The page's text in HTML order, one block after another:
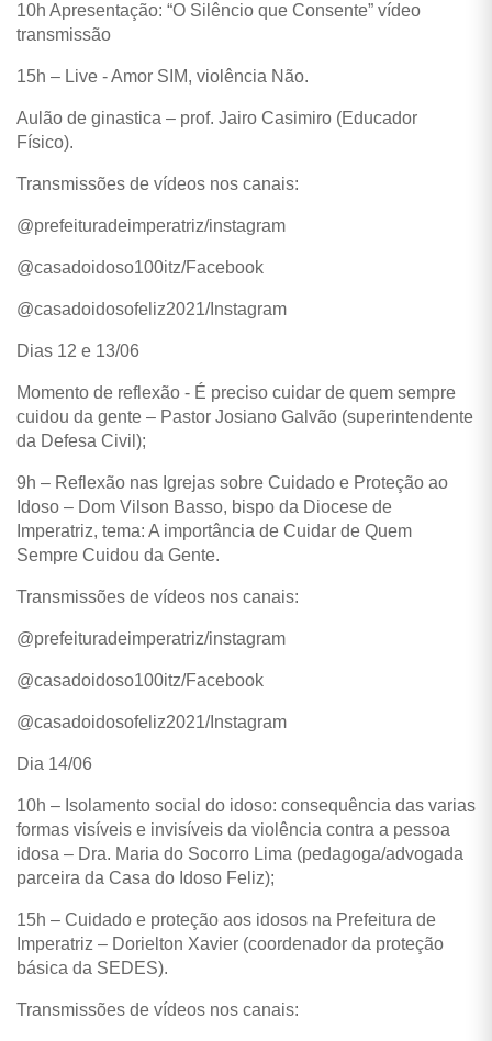
10h Apresentação: “O Silêncio que Consente” vídeo
transmissão
15h – Live - Amor SIM, violência Não.
Aulão de ginastica – prof. Jairo Casimiro (Educador
Físico).
Transmissões de vídeos nos canais:
@prefeituradeimperatriz/instagram
@casadoidoso100itz/Facebook
@casadoidosofeliz2021/Instagram
Dias 12 e 13/06
Momento de reflexão - É preciso cuidar de quem sempre
cuidou da gente – Pastor Josiano Galvão (superintendente
da Defesa Civil);
9h – Reflexão nas Igrejas sobre Cuidado e Proteção ao
Idoso – Dom Vilson Basso, bispo da Diocese de
Imperatriz, tema: A importância de Cuidar de Quem
Sempre Cuidou da Gente.
Transmissões de vídeos nos canais:
@prefeituradeimperatriz/instagram
@casadoidoso100itz/Facebook
@casadoidosofeliz2021/Instagram
Dia 14/06
10h – Isolamento social do idoso: consequência das varias
formas visíveis e invisíveis da violência contra a pessoa
idosa – Dra. Maria do Socorro Lima (pedagoga/advogada
parceira da Casa do Idoso Feliz);
15h – Cuidado e proteção aos idosos na Prefeitura de
Imperatriz – Dorielton Xavier (coordenador da proteção
básica da SEDES).
Transmissões de vídeos nos canais: